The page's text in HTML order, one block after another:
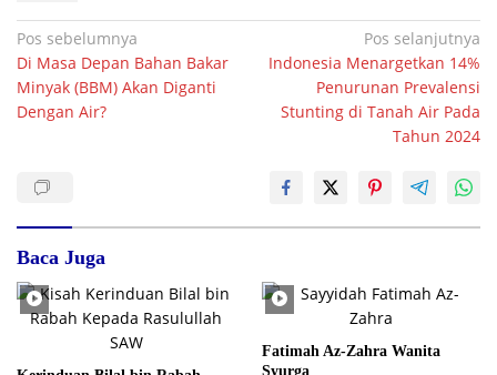
Navigasi
pos
Pos sebelumnya
Di Masa Depan Bahan Bakar
Minyak (BBM) Akan Diganti
Dengan Air?
Pos selanjutnya
Indonesia Menargetkan 14%
Penurunan Prevalensi
Stunting di Tanah Air Pada
Tahun 2024
Baca Juga
Fatimah Az-Zahra Wanita
Syurga